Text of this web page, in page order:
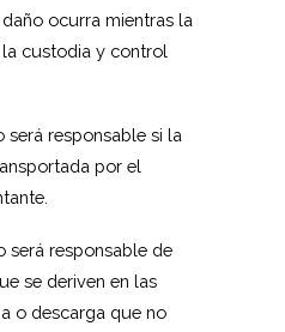
ocurra mientras la
custodia y control
será responsable si la
por el
será responsable de
se deriven en las
o descarga que no